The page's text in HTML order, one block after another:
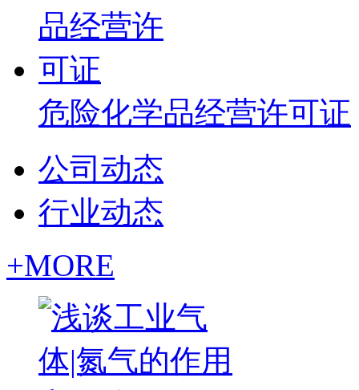
危险化学品经营许可证
公司动态
行业动态
+MORE